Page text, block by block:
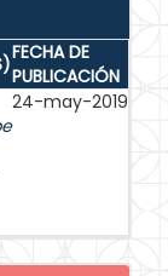
FECHA DE
PUBLICACIÓN
24-may-2019